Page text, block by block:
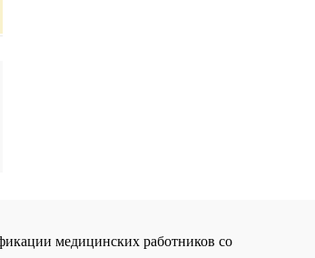
медицинских работников со